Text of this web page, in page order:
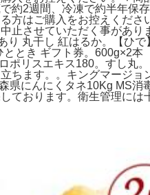
2週間、冷凍で約半年保
はご購入をお控えくださ
止させていただく事があ
丸干し 紅はるか。【ひ
とき ギフト券。600g×2
リスエキス180。すし丸
ちます。。キングマージ
んにくタネ10Kg MS消
ております。衛生管理に